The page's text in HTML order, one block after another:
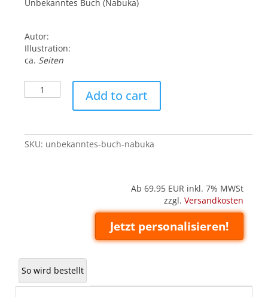
Unbekanntes Buch (Nabuka)
Autor:
Illustration:
ca. Seiten
Unbekanntes
Buch
Add to cart
SKU: unbekanntes-buch-nabuka
Ab 69.95 EUR inkl. 7% MWSt
zzgl. Versandkosten
Jetzt personalisieren!
So wird bestellt